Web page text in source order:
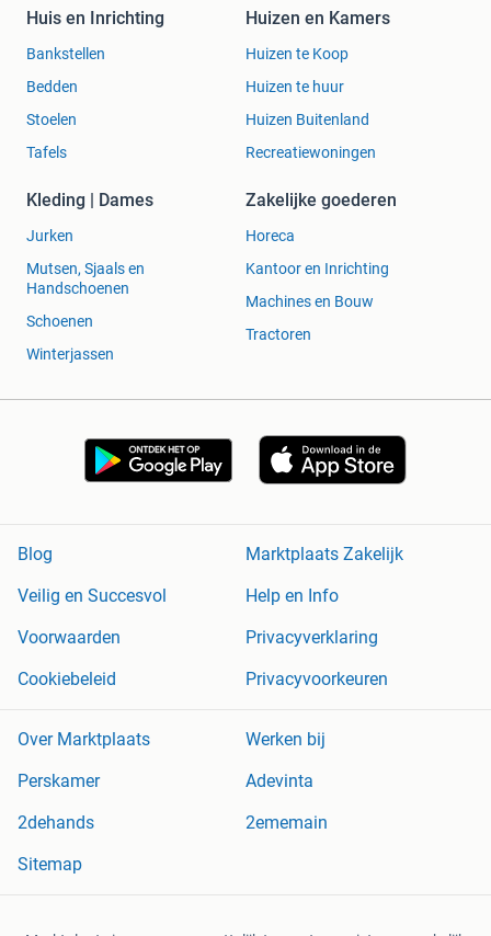
Huis en Inrichting
Bankstellen
Bedden
Stoelen
Tafels
Huizen en Kamers
Huizen te Koop
Huizen te huur
Huizen Buitenland
Recreatiewoningen
Kleding | Dames
Jurken
Mutsen, Sjaals en
Handschoenen
Schoenen
Winterjassen
Zakelijke goederen
Horeca
Kantoor en Inrichting
Machines en Bouw
Tractoren
Blog
Marktplaats Zakelijk
Veilig en Succesvol
Help en Info
Voorwaarden
Privacyverklaring
Cookiebeleid
Privacyvoorkeuren
Over Marktplaats
Werken bij
Perskamer
Adevinta
2dehands
2ememain
Sitemap